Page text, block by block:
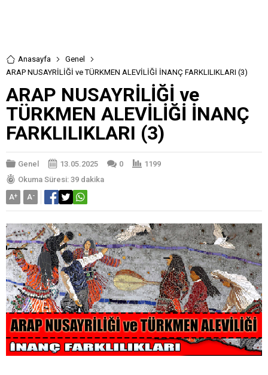
Anasayfa
Genel
ARAP NUSAYRİLİĞİ ve TÜRKMEN ALEVİLİĞİ İNANÇ FARKLILIKLARI (3)
ARAP NUSAYRİLİĞİ ve
TÜRKMEN ALEVİLİĞİ İNANÇ
FARKLILIKLARI (3)
Genel 13.05.2025 0
1199
Okuma Süresi: 39 dakika
A+ A-